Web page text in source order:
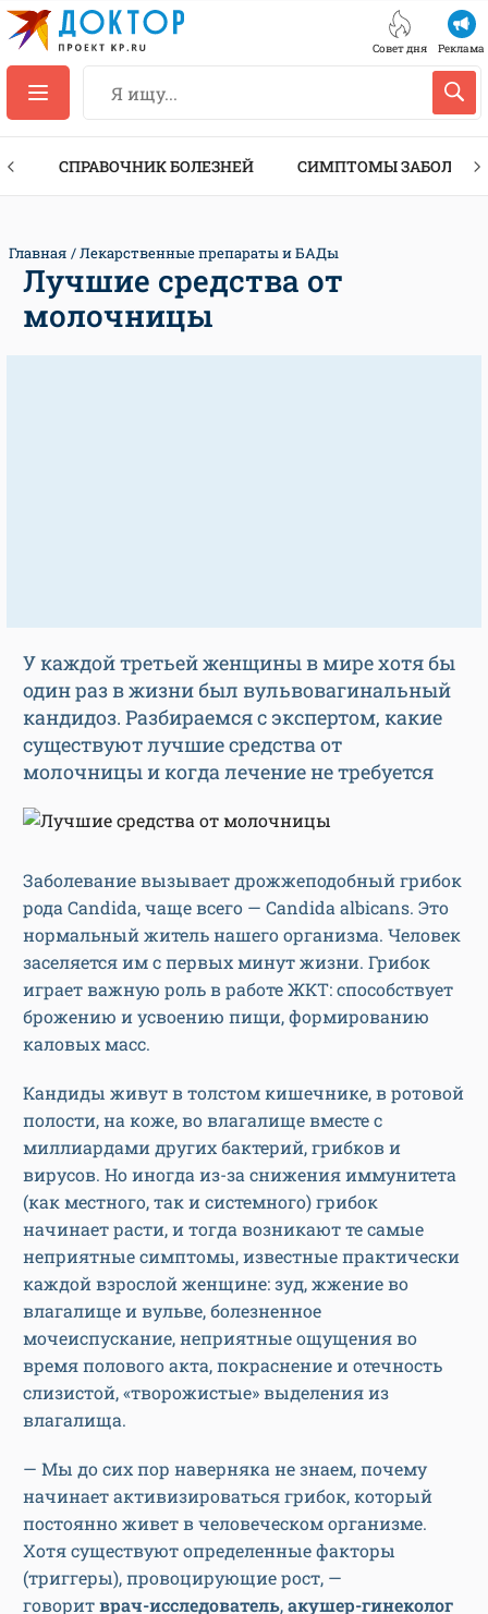
Совет дня Реклама
СПРАВОЧНИК БОЛЕЗНЕЙ СИМПТОМЫ
Главная Лекарственные препараты и БАДы
Лучшие средства от
молочницы
У каждой третьей женщины в мире хотя бы
один раз в жизни был вульвовагинальный
кандидоз. Разбираемся с экспертом, какие
существуют лучшие средства от
молочницы и когда лечение не требуется
Заболевание вызывает дрожжеподобный грибок
рода Candida, чаще всего — Candida albicans. Это
нормальный житель нашего организма. Человек
заселяется им с первых минут жизни. Грибок
играет важную роль в работе ЖКТ: способствует
брожению и усвоению пищи, формированию
каловых масс.
Кандиды живут в толстом кишечнике, в ротовой
полости, на коже, во влагалище вместе с
миллиардами других бактерий, грибков и
вирусов. Но иногда из-за снижения иммунитета
(как местного, так и системного) грибок
начинает расти, и тогда возникают те самые
неприятные симптомы, известные практически
каждой взрослой женщине: зуд, жжение во
влагалище и вульве, болезненное
мочеиспускание, неприятные ощущения во
время полового акта, покраснение и отечность
слизистой, «творожистые» выделения из
влагалища.
— Мы до сих пор наверняка не знаем, почему
начинает активизироваться грибок, который
постоянно живет в человеческом организме.
Хотя существуют определенные факторы
(триггеры), провоцирующие рост, —
говоритврач-исследователь,акушер-гинеколог